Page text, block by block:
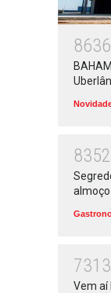
8636
8352
7313
Vem aí